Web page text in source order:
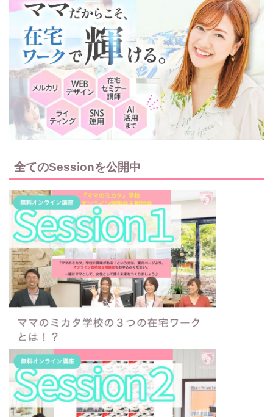
全てのSessionを公開中